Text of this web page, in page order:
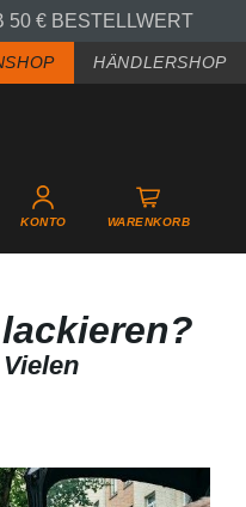
50 € BESTELLWERT
HÄNDLERSHOP
KONTO WARENKORB